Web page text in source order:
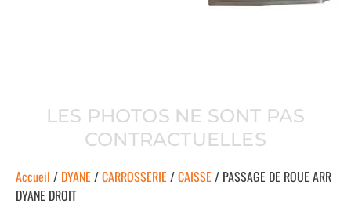
LES PHOTOS NE SONT PAS
CONTRACTUELLES
Accueil / DYANE /CARROSSERIE /CAISSE / PASSAGE DE ROUE ARR
DYANE DROIT